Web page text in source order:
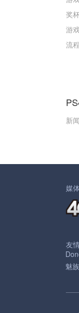
奖
游
流
新闻
媒
友
魅